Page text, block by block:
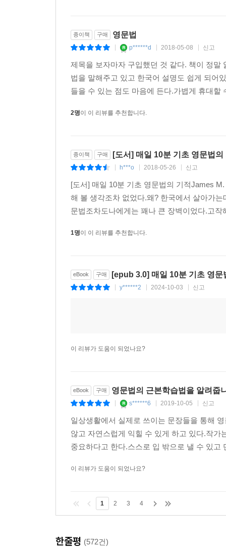
종이책 구매 영문법
p******d 2018-05-08 신고
제목을 보자마자 구입했던 것 같다. 책이 정말
법을 말해주고 있고 한국어 설명도 쉽게 되어
들을 수 있는 점도 마음에 든다.가볍게 휴대
2명이 이 리뷰를 추천합니다.
종이책 구매 [도서] 매일 10분 기초 영문법의
h***o 2018-05-26 신고
[도서] 매일 10분 기초 영문법의 기적James
해 볼 생각조차 없었다.왜? 한국에서 살아가
문법조차도나에게는 꽤나 큰 장벽이었다.고
1명이 이 리뷰를 추천합니다.
eBook 구매 [epub 3.0] 매일 10분 기초 영문
y******2 2024-10-03 신고
이 리뷰가 도움이 되었나요?
eBook 구매 영문법의 근본학습법을 알려줍
s******6 2019-10-05 신고
일상생활에서 실제로 쓰이는 문장들을 통해
않고 자연스럽게 익힐 수 있게 하고 있다.작
중요하다고 한다.스스로 입 밖으로 낼 수 있
이 리뷰가 도움이 되었나요?
1 2 3 4
한줄평 (572건)